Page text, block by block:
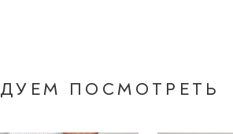
ПОСМОТРЕТЬ